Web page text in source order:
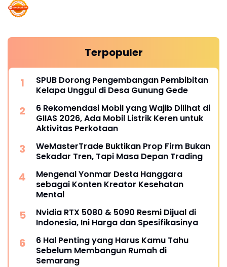
Terpopuler
SPUB Dorong Pengembangan Pembibitan
Kelapa Unggul di Desa Gunung Gede
6 Rekomendasi Mobil yang Wajib Dilihat di
GIIAS 2026, Ada Mobil Listrik Keren untuk
Aktivitas Perkotaan
WeMasterTrade Buktikan Prop Firm Bukan
Sekadar Tren, Tapi Masa Depan Trading
Mengenal Yonmar Desta Hanggara
sebagai Konten Kreator Kesehatan
Mental
Nvidia RTX 5080 & 5090 Resmi Dijual di
Indonesia, Ini Harga dan Spesifikasinya
6 Hal Penting yang Harus Kamu Tahu
Sebelum Membangun Rumah di
Semarang